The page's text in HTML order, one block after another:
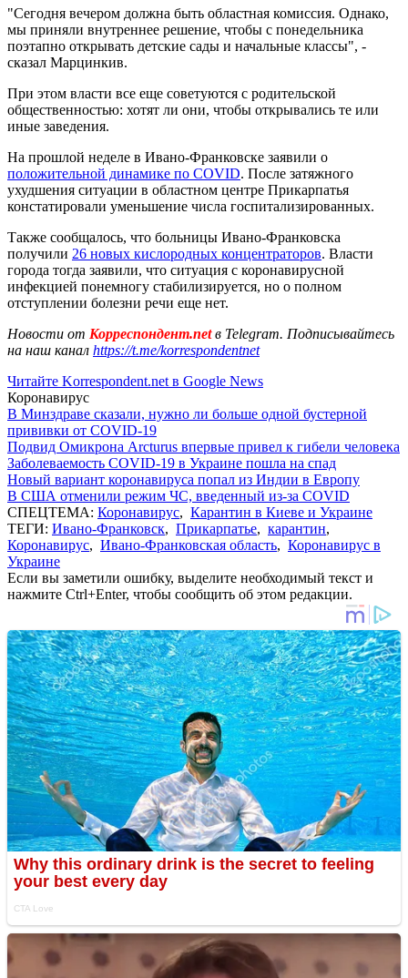
"Сегодня вечером должна быть областная комиссия. Однако,
мы приняли внутреннее решение, чтобы с понедельника
поэтапно открывать детские сады и начальные классы", -
сказал Марцинкив.
При этом власти все еще советуются с родительской
общественностью: хотят ли они, чтобы открывались те или
иные заведения.
На прошлой неделе в Ивано-Франковске заявили о
положительной динамике по COVID. После затяжного
ухудшения ситуации в областном центре Прикарпатья
констатировали уменьшение числа госпитализированных.
Также сообщалось, что больницы Ивано-Франковска
получили 26 новых кислородных концентраторов. Власти
города тогда заявили, что ситуация с коронавирусной
инфекцией понемногу стабилизируется, но о полном
отступлении болезни речи еще нет.
Новости от Корреспондент.netв Telegram. Подписывайтесь
на наш канал https://t.me/korrespondentnet
Читайте Korrespondent.net в Google News
Коронавирус
В Минздраве сказали, нужно ли больше одной бустерной
прививки от COVID-19
Подвид Омикрона Arcturus впервые привел к гибели человека
Заболеваемость COVID-19 в Украине пошла на спад
Новый вариант коронавируса попал из Индии в Европу
В США отменили режим ЧС, введенный из-за COVID
СПЕЦТЕМА: Коронавирус, Карантин в Киеве и Украине
ТЕГИ: Ивано-Франковск, Прикарпатье, карантин,
Коронавирус, Ивано-Франковская область, Коронавирус в
Украине
Если вы заметили ошибку, выделите необходимый текст и
нажмите Ctrl+Enter, чтобы сообщить об этом редакции.